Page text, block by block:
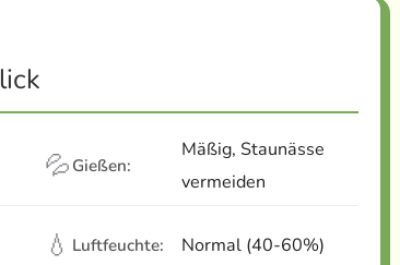
💦 Gießen:
Mäßig, Staunässe
vermeiden
💧 Luftfeuchte: Normal (40-60%)